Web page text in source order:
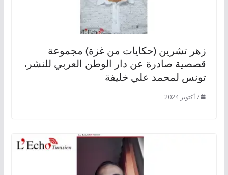
زهر تشرين (حكايات من غزة) مجموعة
قصصية صادرة عن دار الوطن العربي للنشر،
تونس لمحمد علي خليفة
7 أكتوبر 2024